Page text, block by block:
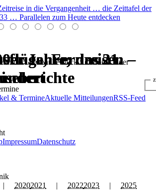
in die Vergangenheit … die Zeittafel der
… Parallelen zum Heute entdecken
* Seitenüberblick * Chronik einer
& TermineAktuelle MitteilungenRSS-Feed
ImpressumDatenschutz
20202021 | 20222023 | 2025
Jahre; das 21.
Fernreisen –
Jahre; das 21.
Jahre; das 21.
Fernreisen –
Jahre; das 21.